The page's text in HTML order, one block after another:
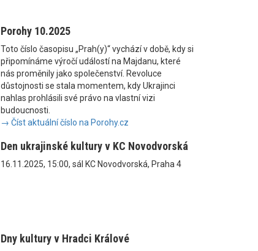
Porohy 10.2025
Toto číslo časopisu „Prah(y)“ vychází v době, kdy si
připomínáme výročí událostí na Majdanu, které
nás proměnily jako společenství. Revoluce
důstojnosti se stala momentem, kdy Ukrajinci
nahlas prohlásili své právo na vlastní vizi
budoucnosti.
→ Číst aktuální číslo na Porohy.cz
Den ukrajinské kultury v KC Novodvorská
16.11.2025, 15:00, sál KC Novodvorská, Praha 4
Dny kultury v Hradci Králové